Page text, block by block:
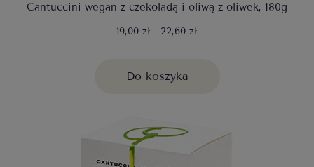
Cantuccini wegan z czekoladą i oliwą z oliwek, 180g
19,00 zł 22,60 zł
Do koszyka